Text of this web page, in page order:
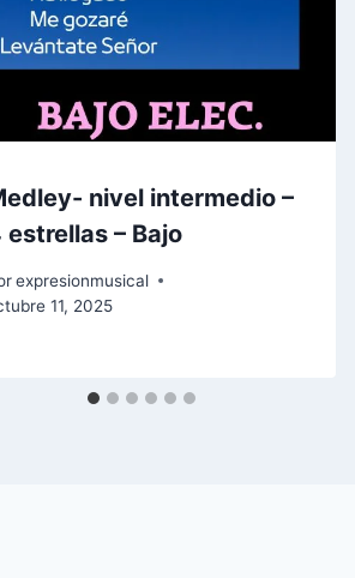
nivel intermedio –
estrellas – Bajo
expresionmusical
11, 2025